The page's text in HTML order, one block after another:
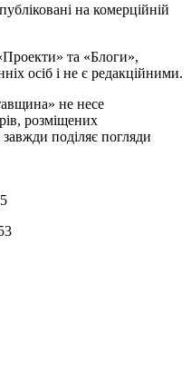
на комерційній
та «Блоги»,
осіб і не є редакційними.
не несе
розміщених
поділяє погляди